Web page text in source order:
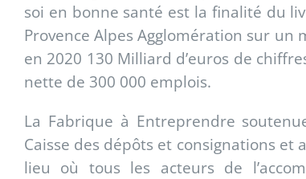
soi en bonne santé est la finalité du
Provence Alpes Agglomération sur un
en 2020 130 Milliard d’euros de
nette de 300 000 emplois.
La Fabrique à Entreprendre
Caisse des dépôts et consignations
lieu où tous les acteurs de